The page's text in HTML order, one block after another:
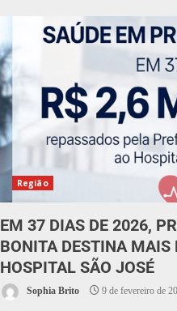
Região
EM 37 DIAS DE 2026,
BONITA DESTINA MAIS
HOSPITAL SÃO JOSÉ
Sophia Brito 9 de fevereiro de